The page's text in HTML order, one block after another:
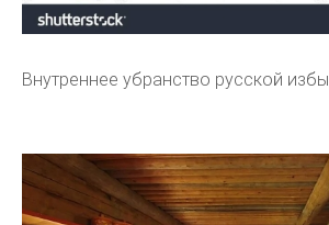
Внутреннее убранство русской избы